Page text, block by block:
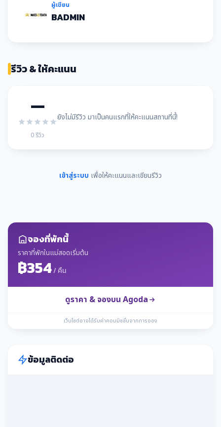
ผู้เขียน
BADMIN
รีวิว & ให้คะแนน
—
0 รีวิว
ยังไม่มีรีวิว มาเป็นคนแรกที่ให้คะแนนสถานที่นี้!
เข้าสู่ระบบ เพื่อให้คะแนนและเขียนรีวิว
จองที่พักนี้
ราคาที่พักในแม่สอดเริ่มต้น
฿354/ คืน
ดูราคา & จองบน Agoda
เว็บไซต์อาจได้รับค่าคอมมิชชั่นจากการจอง
ข้อมูลติดต่อ